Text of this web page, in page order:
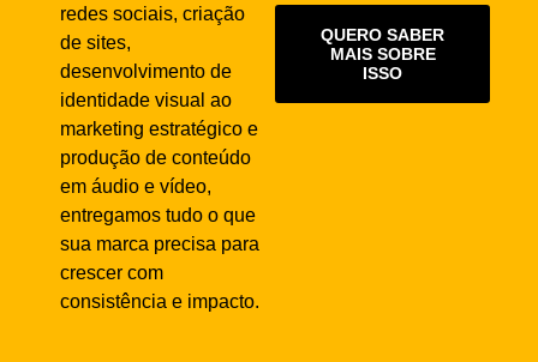
redes sociais, criação
de sites,
desenvolvimento de
identidade visual ao
marketing estratégico e
produção de conteúdo
em áudio e vídeo,
entregamos tudo o que
sua marca precisa para
crescer com
consistência e impacto.
QUERO SABER
MAIS SOBRE
ISSO